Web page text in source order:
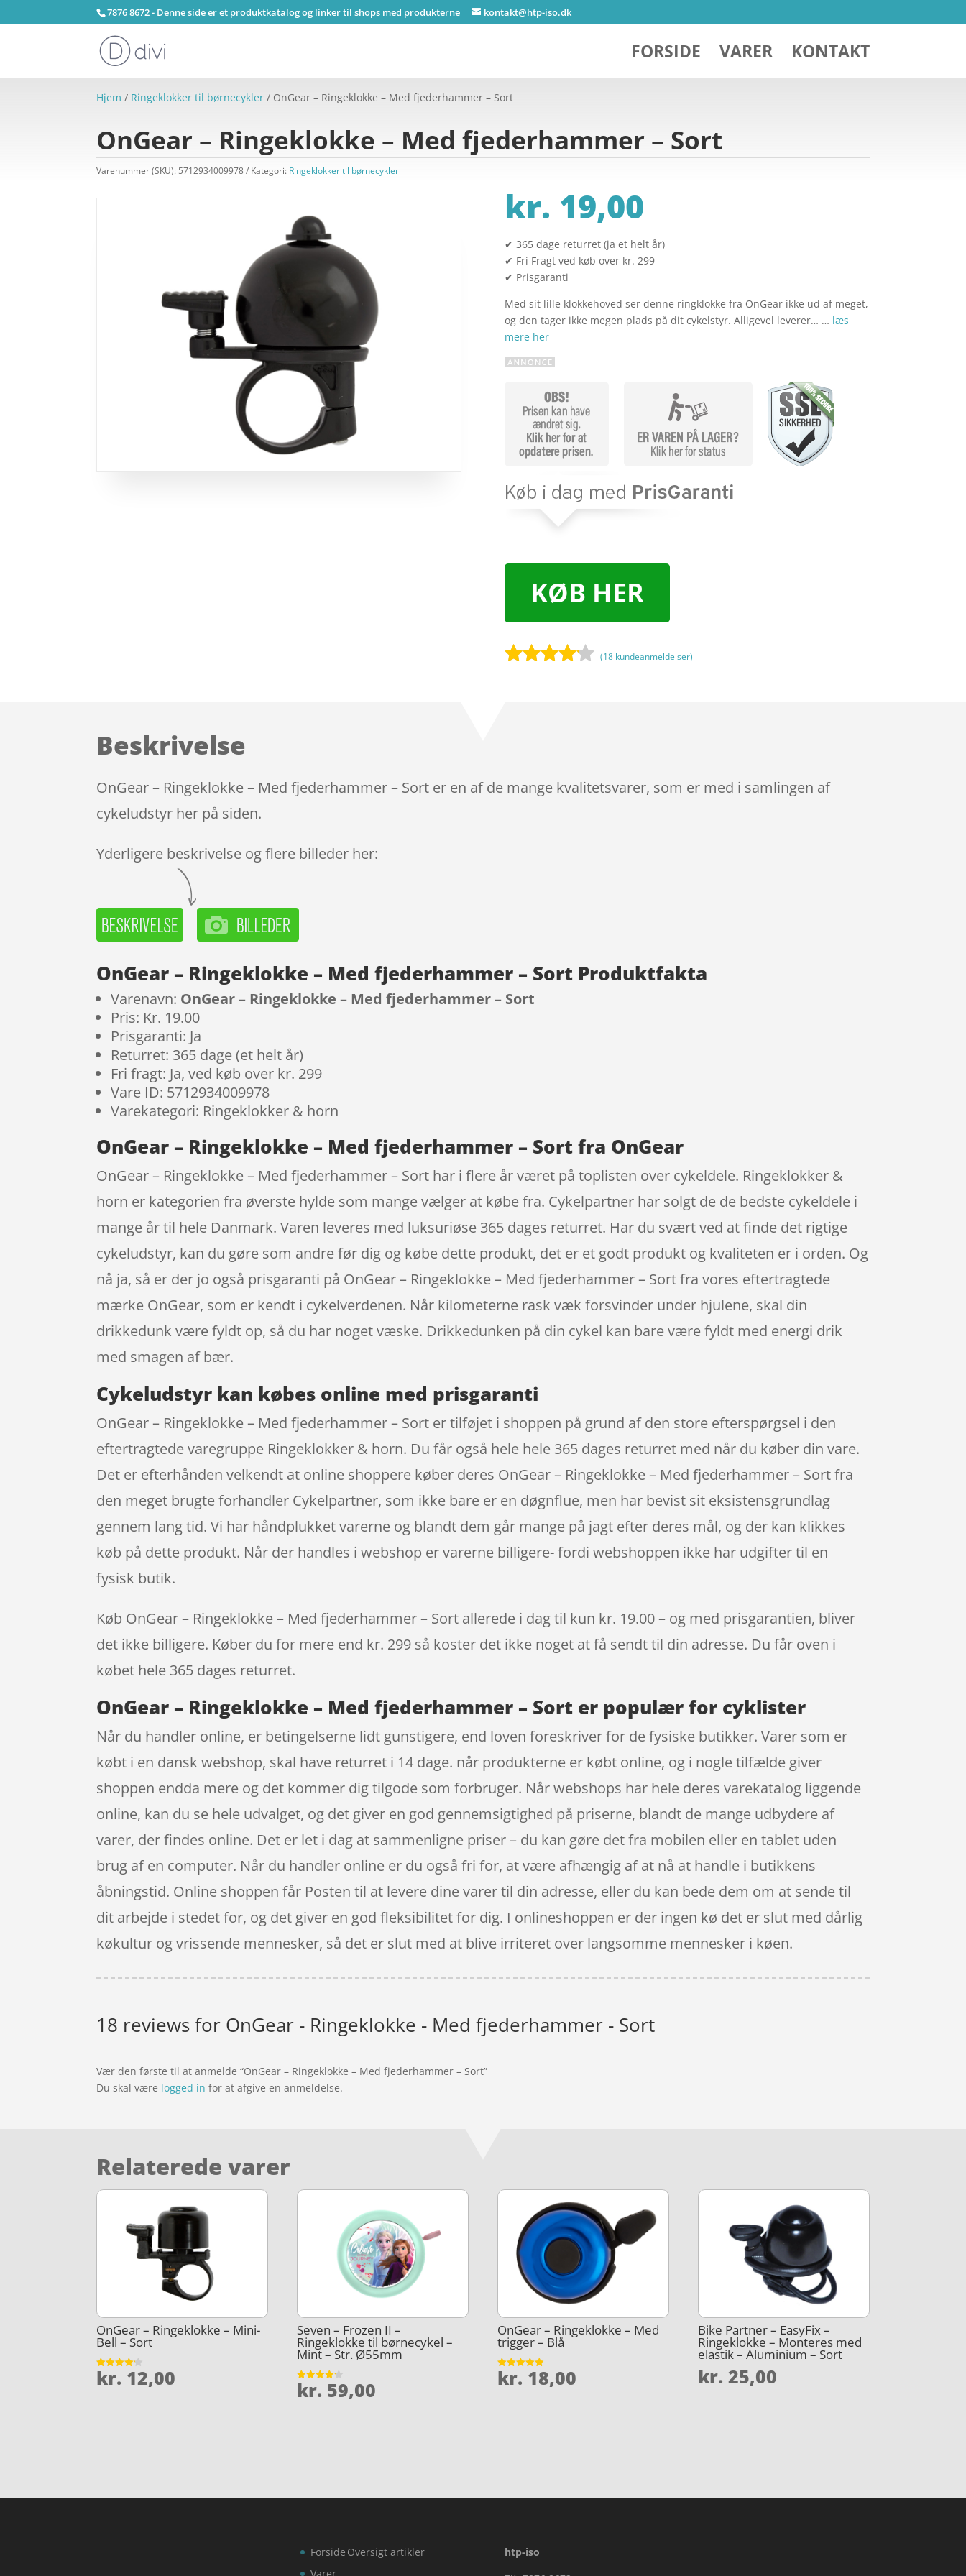
7876 8672 - Denne side er et produktkatalog og linker til shops med produkterne kontakt@htp-iso.dk
FORSIDE VARER KONTAKT
Hjem / Ringeklokker til børnecykler / OnGear – Ringeklokke – Med fjederhammer – Sort
OnGear – Ringeklokke – Med fjederhammer – Sort
Varenummer (SKU): 5712934009978 Kategori: Ringeklokker til børnecykler
kr. 19,00
✔ 365 dage returret (ja et helt år)
✔ Fri Fragt ved køb over kr. 299
✔ Prisgaranti
Med sit lille klokkehoved ser denne ringklokke fra OnGear ikke ud af meget,
og den tager ikke megen plads på dit cykelstyr. Alligevel leverer… … læs
mere her
KØB HER
ømmels
er
(18 kundeanmeldelser)
Beskrivelse
OnGear – Ringeklokke – Med fjederhammer – Sort er en af de mange kvalitetsvarer, som er med i samlingen af
cykeludstyr her på siden.
Yderligere beskrivelse og flere billeder her:
OnGear – Ringeklokke – Med fjederhammer – Sort Produktfakta
Varenavn: OnGear – Ringeklokke – Med fjederhammer – Sort
Pris: Kr. 19.00
Prisgaranti: Ja
Returret: 365 dage (et helt år)
Fri fragt: Ja, ved køb over kr. 299
Vare ID: 5712934009978
Varekategori: Ringeklokker & horn
OnGear – Ringeklokke – Med fjederhammer – Sort fra OnGear
OnGear – Ringeklokke – Med fjederhammer – Sort har i flere år været på toplisten over cykeldele. Ringeklokker &
horn er kategorien fra øverste hylde som mange vælger at købe fra. Cykelpartner har solgt de de bedste cykeldele i
mange år til hele Danmark. Varen leveres med luksuriøse 365 dages returret. Har du svært ved at finde det rigtige
cykeludstyr, kan du gøre som andre før dig og købe dette produkt, det er et godt produkt og kvaliteten er i orden. Og
nå ja, så er der jo også prisgaranti på OnGear – Ringeklokke – Med fjederhammer – Sort fra vores eftertragtede
mærke OnGear, som er kendt i cykelverdenen. Når kilometerne rask væk forsvinder under hjulene, skal din
drikkedunk være fyldt op, så du har noget væske. Drikkedunken på din cykel kan bare være fyldt med energi drik
med smagen af bær.
Cykeludstyr kan købes online med prisgaranti
OnGear – Ringeklokke – Med fjederhammer – Sort er tilføjet i shoppen på grund af den store efterspørgsel i den
eftertragtede varegruppe Ringeklokker & horn. Du får også hele hele 365 dages returret med når du køber din vare.
Det er efterhånden velkendt at online shoppere køber deres OnGear – Ringeklokke – Med fjederhammer – Sort fra
den meget brugte forhandler Cykelpartner, som ikke bare er en døgnflue, men har bevist sit eksistensgrundlag
gennem lang tid. Vi har håndplukket varerne og blandt dem går mange på jagt efter deres mål, og der kan klikkes
køb på dette produkt. Når der handles i webshop er varerne billigere- fordi webshoppen ikke har udgifter til en
fysisk butik.
Køb OnGear – Ringeklokke – Med fjederhammer – Sort allerede i dag til kun kr. 19.00 – og med prisgarantien, bliver
det ikke billigere. Køber du for mere end kr. 299 så koster det ikke noget at få sendt til din adresse. Du får oven i
købet hele 365 dages returret.
OnGear – Ringeklokke – Med fjederhammer – Sort er populær for cyklister
Når du handler online, er betingelserne lidt gunstigere, end loven foreskriver for de fysiske butikker. Varer som er
købt i en dansk webshop, skal have returret i 14 dage. når produkterne er købt online, og i nogle tilfælde giver
shoppen endda mere og det kommer dig tilgode som forbruger. Når webshops har hele deres varekatalog liggende
online, kan du se hele udvalget, og det giver en god gennemsigtighed på priserne, blandt de mange udbydere af
varer, der findes online. Det er let i dag at sammenligne priser – du kan gøre det fra mobilen eller en tablet uden
brug af en computer. Når du handler online er du også fri for, at være afhængig af at nå at handle i butikkens
åbningstid. Online shoppen får Posten til at levere dine varer til din adresse, eller du kan bede dem om at sende til
dit arbejde i stedet for, og det giver en god fleksibilitet for dig. I onlineshoppen er der ingen kø det er slut med dårlig
køkultur og vrissende mennesker, så det er slut med at blive irriteret over langsomme mennesker i køen.
18 reviews for OnGear - Ringeklokke - Med fjederhammer - Sort
Vær den første til at anmelde “OnGear – Ringeklokke – Med fjederhammer – Sort”
Du skal være logged in for at afgive en anmeldelse.
Relaterede varer
OnGear – Ringeklokke – Mini-
Bell – Sort
Vurderet
4.1
kr. 12,00
Seven – Frozen II –
Ringeklokke til børnecykel –
Mint – Str. Ø55mm
Vurderet
4.2
kr. 59,00
OnGear – Ringeklokke – Med
trigger – Blå
Vurderet
4.8
kr. 18,00
Bike Partner – EasyFix –
Ringeklokke – Monteres med
elastik – Aluminium – Sort
kr. 25,00
Forside Oversigt artikler
htp-iso